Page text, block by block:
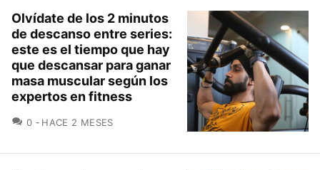
Olvídate de los 2 minutos
de descanso entre series:
este es el tiempo que hay
que descansar para ganar
masa muscular según los
expertos en fitness
0 COMENTARIOS
HACE 2 MESES